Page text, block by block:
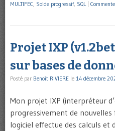
MULTIFEC Solde progressif, SQL
Projet IXP
sur bases de
Posté par Benoît RIVIERE le 14 décembre
Mon projet IXP (interpréteur
progressivement de
logiciel effectue des calculs